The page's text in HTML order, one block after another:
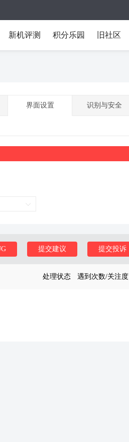
新机评测 积分乐园 旧社区
界面设置 识别与安全
提交投诉
提交建议
处理状态 遇到次数/关注度